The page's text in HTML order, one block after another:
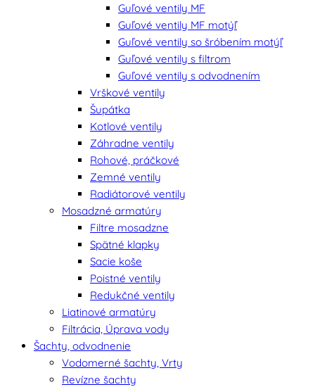
Guľové ventily MF
Guľové ventily MF motýľ
Guľové ventily so šróbením motýľ
Guľové ventily s filtrom
Guľové ventily s odvodnením
Vrškové ventily
Šupátka
Kotlové ventily
Záhradne ventily
Rohové, práčkové
Zemné ventily
Radiátorové ventily
Mosadzné armatúry
Filtre mosadzne
Spätné klapky
Sacie koše
Poistné ventily
Redukčné ventily
Liatinové armatúry
Filtrácia, Úprava vody
Šachty, odvodnenie
Vodomerné šachty, Vrty
Revízne šachty